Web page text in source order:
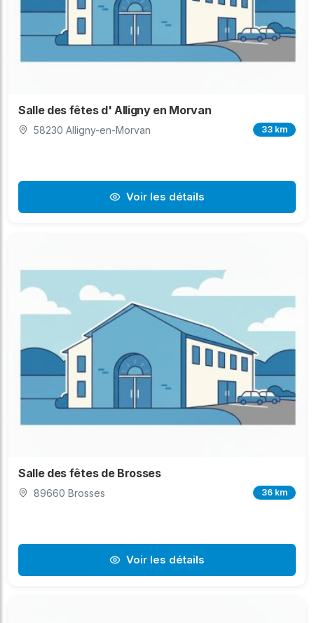
Salle des fêtes d' Alligny en Morvan
58230 Alligny-en-Morvan 33 km
Voir les détails
Salle des fêtes de Brosses
89660 Brosses 36 km
Voir les détails